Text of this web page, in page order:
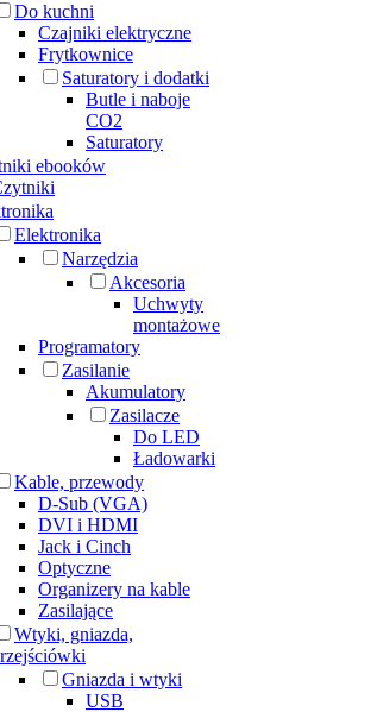
Do kuchni
Czajniki elektryczne
Frytkownice
Saturatory i dodatki
Butle i naboje
CO2
Saturatory
ebooków
Elektronika
Narzędzia
Akcesoria
Uchwyty
montażowe
Programatory
Zasilanie
Akumulatory
Zasilacze
Do LED
Ładowarki
Kable, przewody
D-Sub (VGA)
DVI i HDMI
Jack i Cinch
Optyczne
Organizery na kable
Zasilające
Wtyki, gniazda,
Gniazda i wtyki
USB